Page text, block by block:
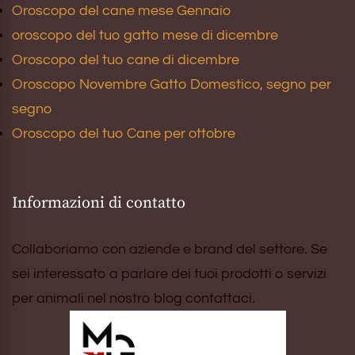
Oroscopo del cane mese Gennaio
oroscopo del tuo gatto mese di dicembre
Oroscopo del tuo cane di dicembre
Oroscopo Novembre Gatto Domestico, segno per
segno
Oroscopo del tuo Cane per ottobre
Informazioni di contatto
Collaboriamo con aziende e brand del settore. Se
sei interessato a parlare dei tuoi prodotti o servizi
per animali nel nostro blog contattaci.